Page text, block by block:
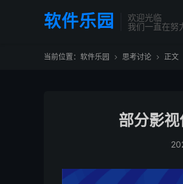
软件乐园
欢迎光临
我们一直在努
当前位置： 软件乐园  思考讨论  正文
部分影